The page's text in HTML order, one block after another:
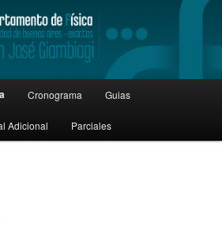
Cronograma Guias
Adicional Parciales